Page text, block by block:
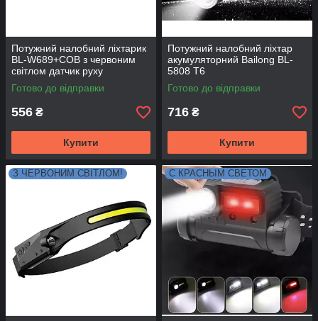
Потужний налобний ліхтарик
BL-W689+COB з червоним
світлом датчик руху
Готово до відправки
556 ₴
Купити
Потужний налобний ліхтар
акумуляторний Bailong BL-
5808 T6
Готово до відправки
716 ₴
Купити
З ЧЕРВОНИМ СВІТЛОМ! С КРАСНЫМ СВЕТОМ